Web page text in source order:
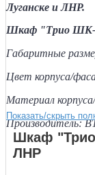
Луганске и ЛНР.
Шкаф "Трио ШК-
Габаритные
Цвет корпуса/
Материал
Производитель:
Показать/скрыть
Шкаф
ЛНР